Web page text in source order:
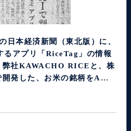
日本経済新聞（東北版）に、
るアプリ「RiceTag」の情報
社KAWACHO RICEと、株
開発した、お米の銘柄をA…